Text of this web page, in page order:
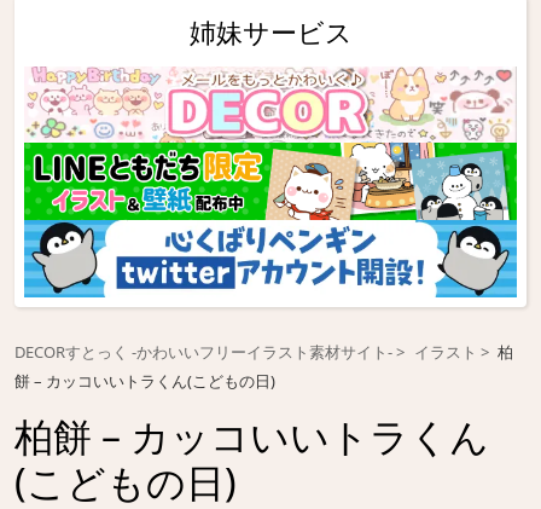
姉妹サービス
DECORすとっく -かわいいフリーイラスト素材サイト- イラスト
柏
餅 – カッコいいトラくん(こどもの日)
柏餅 – カッコいいトラくん
(こどもの日)